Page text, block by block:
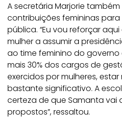
A secretária Marjorie
contribuições femininas
pública. “Eu vou reforçar
mulher a assumir a
ao time feminino do governo
mais 30% dos cargos de
exercidos por mulheres,
bastante significativo. A
certeza de que Samanta vai
propostos”, ressaltou.